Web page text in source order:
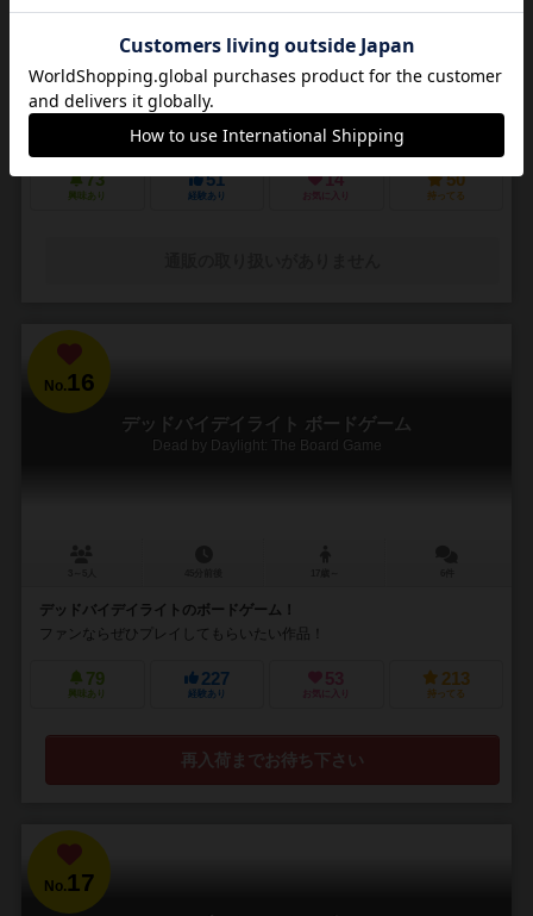
14歳～
悪夢のような街で他の狩人を出し抜いて「血の遺志」を集めろ
ＰＳ４で発売されたフロムソフトウェアのブラッドボーンのカードゲ
ーム化。 かつて栄華を極めた古都ヤーナムでは風土病「獣の病」がは
びこっていた。あなたは「獣の病」の罹患者で...
73
興味あり
51
経験あり
14
お気に入り
50
持ってる
No. 16
デッドバイデイライト ボードゲーム
Dead by Daylight: The Board Game
デッドバイデイライトのボードゲーム！
ファンならぜひプレイしてもらいたい作品！
79
興味あり
227
経験あり
53
お気に入り
213
持ってる
再入荷までお待ち下さい
No.17